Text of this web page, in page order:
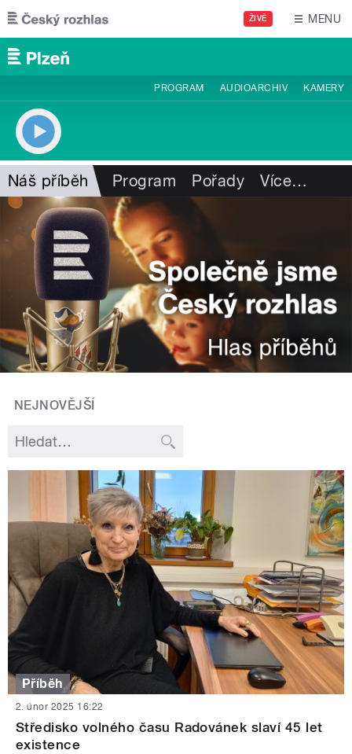
Přejít k hlavnímu obsahu
ŽIVĚ MENU
PROGRAM AUDIOARCHIV KAMERY
Náš příběh Program Pořady Více…
NEJNOVĚJŠÍ
Příběh
2. únor 2025 16:22
Středisko volného času Radovánek slaví 45 let
existence